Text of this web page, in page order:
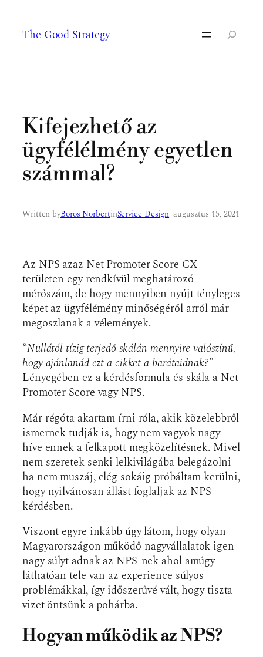
tartalomhoz
The Good Strategy Keresés
Kifejezhető az
ügyfélélmény egyetlen
számmal?
Written byBoros NorbertinService Design–augusztus 15, 2021
Az NPS azaz Net Promoter Score CX
területen egy rendkívül meghatározó
mérőszám, de hogy mennyiben nyújt tényleges
képet az ügyfélémény minőségéről arról már
megoszlanak a vélemények.
“Nullától tízig terjedő skálán mennyire valószínű,
hogy ajánlanád ezt a cikket a barátaidnak?”
Lényegében ez a kérdésformula és skála a Net
Promoter Score vagy NPS.
Már régóta akartam írni róla, akik közelebbről
ismernek tudják is, hogy nem vagyok nagy
híve ennek a felkapott megközelítésnek. Mivel
nem szeretek senki lelkivilágába belegázolni
ha nem muszáj, elég sokáig próbáltam kerülni,
hogy nyilvánosan állást foglaljak az NPS
kérdésben.
Viszont egyre inkább úgy látom, hogy olyan
Magyarországon működő nagyvállalatok igen
nagy súlyt adnak az NPS-nek ahol amúgy
láthatóan tele van az experience súlyos
problémákkal, így időszerűvé vált, hogy tiszta
vizet öntsünk a pohárba.
Hogyan működik az NPS?